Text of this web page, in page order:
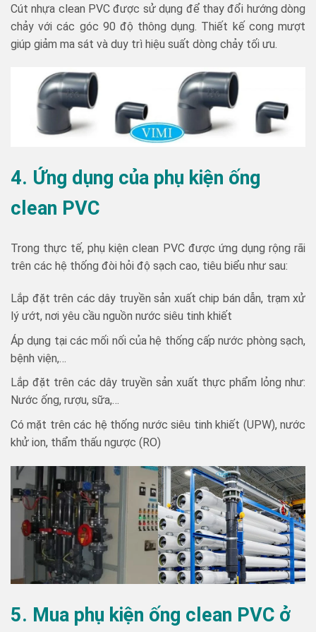
Cút nhựa clean PVC được sử dụng để thay đổi hướng dòng
chảy với các góc 90 độ thông dụng. Thiết kế cong mượt
giúp giảm ma sát và duy trì hiệu suất dòng chảy tối ưu.
4. Ứng dụng của phụ kiện ống
clean PVC
Trong thực tế, phụ kiện clean PVC được ứng dụng rộng rãi
trên các hệ thống đòi hỏi độ sạch cao, tiêu biểu như sau:
Lắp đặt trên các dây truyền sản xuất chip bán dẫn, trạm xử
lý ướt, nơi yêu cầu nguồn nước siêu tinh khiết
Áp dụng tại các mối nối của hệ thống cấp nước phòng sạch,
bệnh viện,…
Lắp đặt trên các dây truyền sản xuất thực phẩm lỏng như:
Nước ống, rượu, sữa,…
Có mặt trên các hệ thống nước siêu tinh khiết (UPW), nước
khử ion, thẩm thấu ngược (RO)
5. Mua phụ kiện ống clean PVC ở